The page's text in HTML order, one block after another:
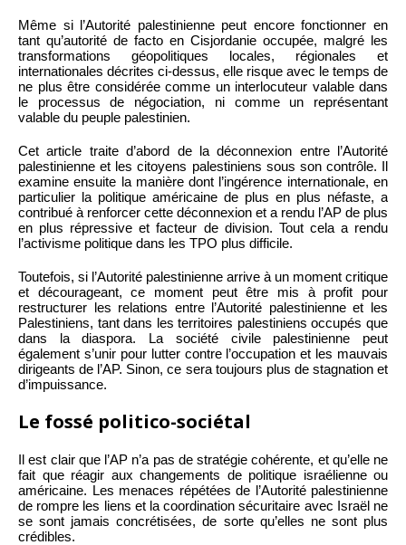
Même si l’Autorité palestinienne peut encore fonctionner en
tant qu’autorité de facto en Cisjordanie occupée, malgré les
transformations géopolitiques locales, régionales et
internationales décrites ci-dessus, elle risque avec le temps de
ne plus être considérée comme un interlocuteur valable dans
le processus de négociation, ni comme un représentant
valable du peuple palestinien.
Cet article traite d’abord de la déconnexion entre l’Autorité
palestinienne et les citoyens palestiniens sous son contrôle. Il
examine ensuite la manière dont l’ingérence internationale, en
particulier la politique américaine de plus en plus néfaste, a
contribué à renforcer cette déconnexion et a rendu l’AP de plus
en plus répressive et facteur de division. Tout cela a rendu
l’activisme politique dans les TPO plus difficile.
Toutefois, si l’Autorité palestinienne arrive à un moment critique
et décourageant, ce moment peut être mis à profit pour
restructurer les relations entre l’Autorité palestinienne et les
Palestiniens, tant dans les territoires palestiniens occupés que
dans la diaspora. La société civile palestinienne peut
également s’unir pour lutter contre l’occupation et les mauvais
dirigeants de l’AP. Sinon, ce sera toujours plus de stagnation et
d’impuissance.
Le fossé politico-sociétal
Il est clair que l’AP n’a pas de stratégie cohérente, et qu’elle ne
fait que réagir aux changements de politique israélienne ou
américaine. Les menaces répétées de l’Autorité palestinienne
de rompre les liens et la coordination sécuritaire avec Israël ne
se sont jamais concrétisées, de sorte qu’elles ne sont plus
crédibles.